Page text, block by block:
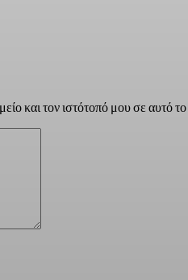
και τον ιστότοπό μου σε